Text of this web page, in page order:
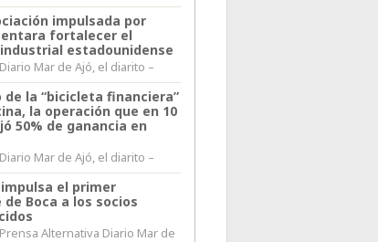
impulsada por
fortalecer el
estadounidense
Mar de Ajó, el diarito –
de la “bicicleta financiera”
la operación que en 10
50% de ganancia en
Mar de Ajó, el diarito –
el primer
de Boca a los socios
Alternativa Diario Mar de